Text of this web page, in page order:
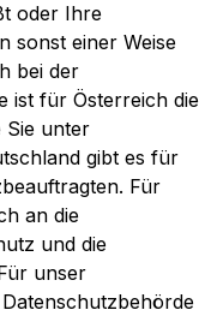
oder Ihre
sonst einer Weise
bei der
ist für Österreich die
Sie unter
gibt es für
Für
an die
und die
unser